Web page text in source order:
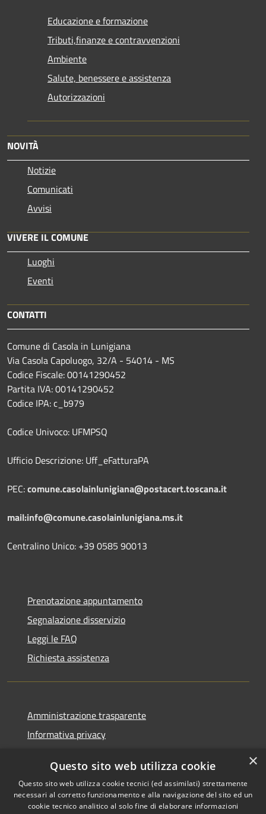
Educazione e formazione
Tributi,finanze e contravvenzioni
Ambiente
Salute, benessere e assistenza
Autorizzazioni
NOVITÀ
Notizie
Comunicati
Avvisi
VIVERE IL COMUNE
Luoghi
Eventi
CONTATTI
Comune di Casola in Lunigiana
Via Casola Capoluogo, 32/A - 54014 - MS
Codice Fiscale: 00141290452
Partita IVA: 00141290452
Codice IPA: c_b979
Codice Univoco: UFMPSQ
Ufficio Descrizione: Uff_eFatturaPA
PEC:comune.casolainlunigiana@postacert.toscana.it
mail:info@comune.casolainlunigiana.ms.it
Centralino Unico: +39 0585 90013
Prenotazione appuntamento
Segnalazione disservizio
Leggi le FAQ
Richiesta assistenza
Amministrazione trasparente
Informativa privacy
Dichiarazione di accessibilità
×
Questo sito web utilizza cookie
Questo sito web utilizza cookie tecnici (ed assimilati) strettamente
necessari al corretto funzionamento e alla navigazione del sito ed un
cookie tecnico analitico al solo fine di elaborare informazioni